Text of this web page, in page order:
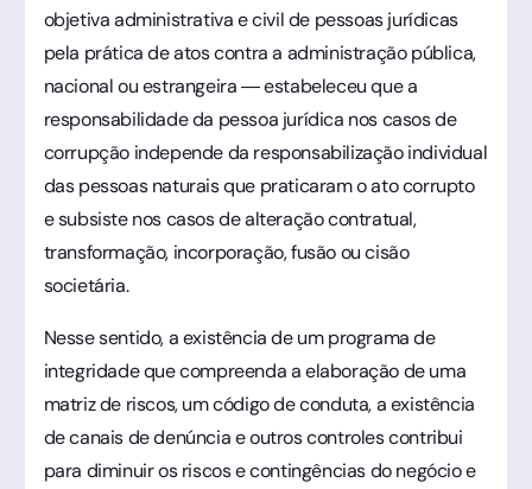
objetiva administrativa e civil de pessoas jurídicas
pela prática de atos contra a administração pública,
nacional ou estrangeira — estabeleceu que a
responsabilidade da pessoa jurídica nos casos de
corrupção independe da responsabilização individual
das pessoas naturais que praticaram o ato corrupto
e subsiste nos casos de alteração contratual,
transformação, incorporação, fusão ou cisão
societária.
Nesse sentido, a existência de um programa de
integridade que compreenda a elaboração de uma
matriz de riscos, um código de conduta, a existência
de canais de denúncia e outros controles contribui
para diminuir os riscos e contingências do negócio e